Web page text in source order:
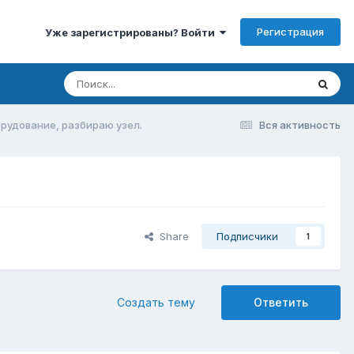
Уже зарегистрированы? Войти Регистрация
Вся активность
разбираю узел.
Share Подписчики 1
Ответить
Создать тему